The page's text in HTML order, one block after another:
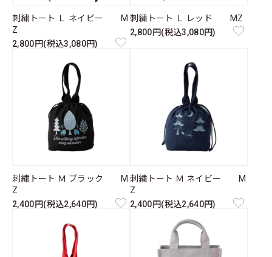
刺繍トート Ｌ ネイビー M
Z
2,800円(税込3,080円)
刺繍トート Ｌ レッド MZ
2,800円(税込3,080円)
刺繍トート Ｍ ブラック M
Z
2,400円(税込2,640円)
刺繍トート Ｍ ネイビー M
Z
2,400円(税込2,640円)